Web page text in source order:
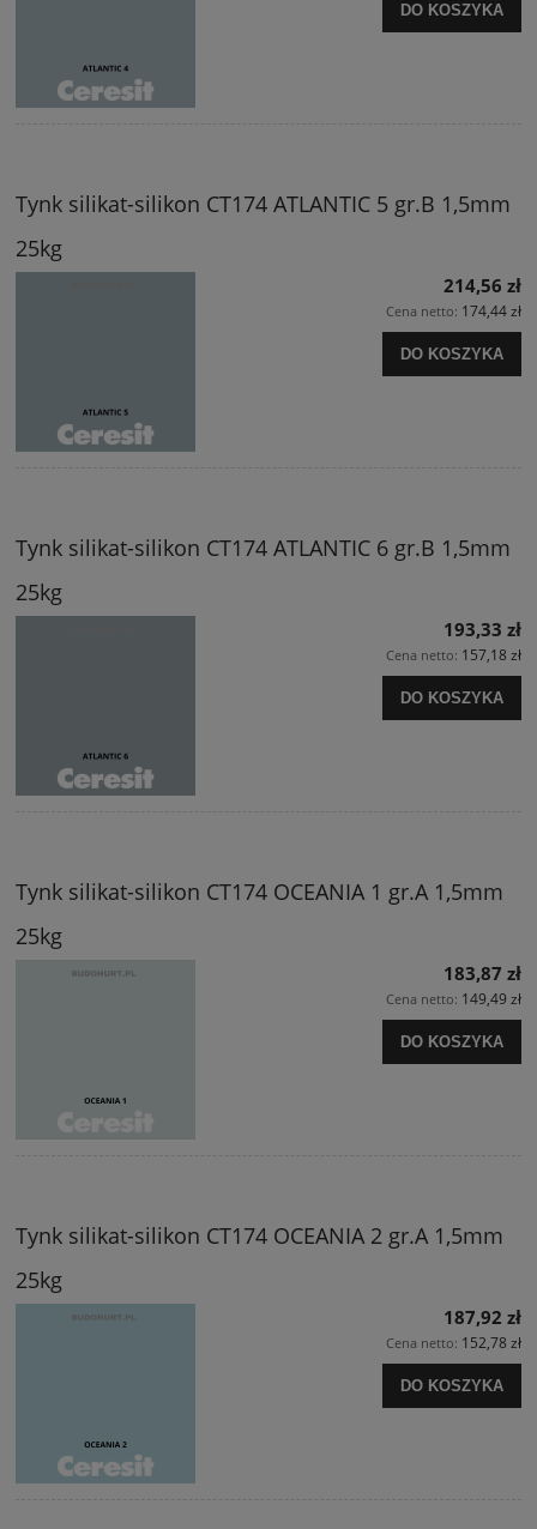
DO KOSZYKA
Tynk silikat-silikon CT174 ATLANTIC 5 gr.B 1,5mm
25kg
214,56 zł
Cena netto: 174,44 zł
DO KOSZYKA
Tynk silikat-silikon CT174 ATLANTIC 6 gr.B 1,5mm
25kg
193,33 zł
Cena netto: 157,18 zł
DO KOSZYKA
Tynk silikat-silikon CT174 OCEANIA 1 gr.A 1,5mm
25kg
183,87 zł
Cena netto: 149,49 zł
DO KOSZYKA
Tynk silikat-silikon CT174 OCEANIA 2 gr.A 1,5mm
25kg
187,92 zł
Cena netto: 152,78 zł
DO KOSZYKA